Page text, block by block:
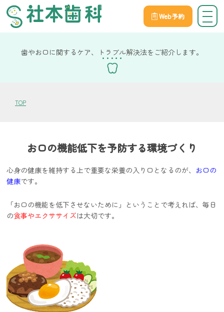
Web予約
院長社本の健康コラム
歯やお口に関するケア、トラブル解決法をご紹介します。
TOP
お口の機能低下を予防する環境づくり
心身の健康を維持する上で重要な栄養の入り口となるのが、 お口の
健康です。
「お口の機能を低下させないために」ということで考えれば、毎日
の食事やエクササイズは大切です。